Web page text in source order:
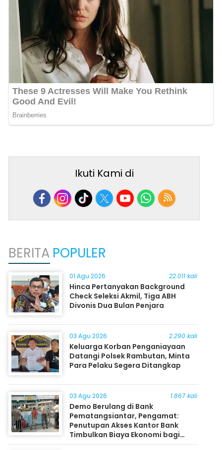
Ikuti Kami di
BERITA POPULER
01 Agu 2026 22.011 kali
Hinca Pertanyakan Background
Check Seleksi Akmil, Tiga ABH
Divonis Dua Bulan Penjara
03 Agu 2026 2.290 kali
Keluarga Korban Penganiayaan
Datangi Polsek Rambutan, Minta
Para Pelaku Segera Ditangkap
03 Agu 2026 1.867 kali
Demo Berulang di Bank
Pematangsiantar, Pengamat:
Penutupan Akses Kantor Bank
Timbulkan Biaya Ekonomi bagi
Masyarakat